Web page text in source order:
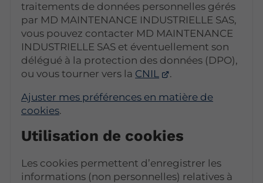
traitements de données personnelles gérés
par MD MAINTENANCE INDUSTRIELLE SAS,
vous pouvez contacter MD MAINTENANCE
INDUSTRIELLE SAS et éventuellement son
délégué à la protection des données (DPO),
ou vous tourner vers la CNIL
.
Ajuster mes préférences en matière de
cookies.
Utilisation de cookies
Les cookies permettent d’enregistrer les
informations (non personnelles) relatives à